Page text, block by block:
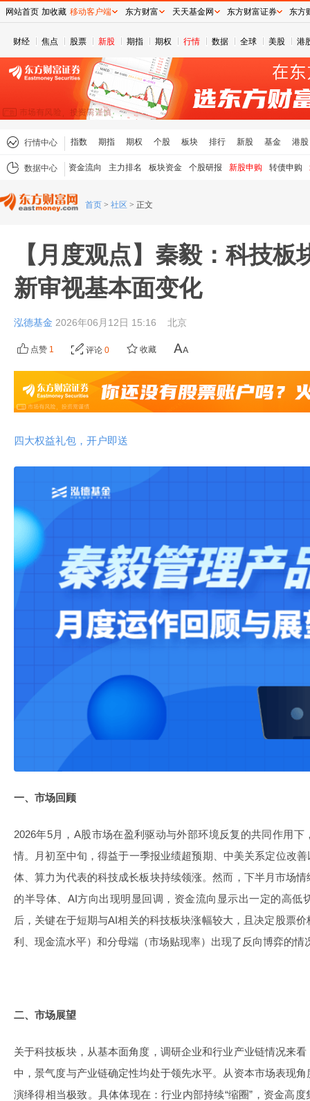
财经 焦点 股票 新股 期指 期权 行情 数据 全球 美股 港
行情中心 指数 期指 期权 个股 板块 排行 新股 基金 港股
数据中心 资金流向 主力排名 板块资金 个股研报 新股申购 转债申购
首页 > 社区 > 正文
【月度观点】秦毅：科技板
新审视基本面变化
泓德基金 2026年06月12日 15:16 北京
点赞 1 评论 0 收藏
四大权益礼包，开户即送
一、市场回顾
2026年5月，A股市场在盈利驱动与外部环境反复的共同作用
情。月初至中旬，得益于一季报业绩超预期、中美关系定位改
体、算力为代表的科技成长板块持续领涨。然而，下半月市场
的半导体、AI方向出现明显回调，资金流向显示出一定的高低
后，关键在于短期与AI相关的科技板块涨幅较大，且决定股票
利、现金流水平）和分母端（市场贴现率）出现了反向博弈的情
二、市场展望
关于科技板块，从基本面角度，调研企业和行业产业链情况来
中，景气度与产业链确定性均处于领先水平。从资本市场表现
演绎得相当极致。具体体现在：行业内部持续“缩圈”，资金高
网站首页 加收藏 移动客户端 东方财富 天天基金网 东方财富证券 东方